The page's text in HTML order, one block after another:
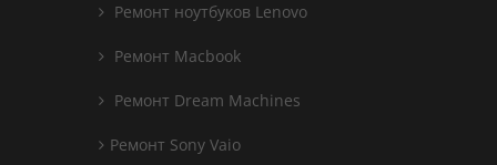
Ремонт ноутбуков Lenovo
Ремонт Macbook
Ремонт Dream Machines
Ремонт Sony Vaio